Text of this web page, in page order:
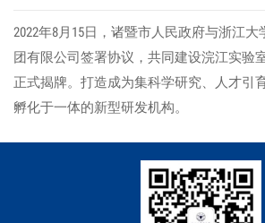
2022年8月15日，诸暨市人民政府与浙江
团有限公司签署协议，共同建设浣江实验室
正式揭牌。打造成为集科学研究、人才引
孵化于一体的新型研发机构。